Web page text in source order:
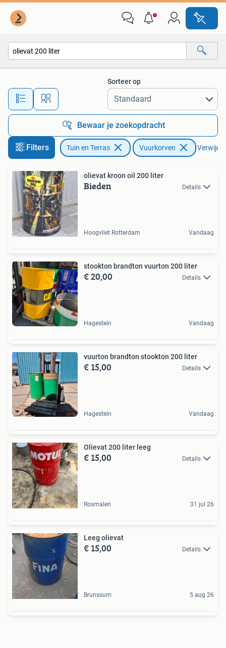
Alle afstanden…
Sorteer op
Bewaar je zoekopdracht
Filters Tuin en Terras Vuurkorven
olievat kroon oil 200 liter
Bieden Details
Hoogvliet Rotterdam Vandaag
stookton brandton vuurton 200 liter
€ 20,00 Details
Hagestein Vandaag
vuurton brandton stookton 200 liter
€ 15,00 Details
Hagestein Vandaag
Olievat 200 liter leeg
€ 15,00 Details
Rosmalen 31 jul 26
Leeg olievat
€ 15,00 Details
Brunssum 5 aug 26